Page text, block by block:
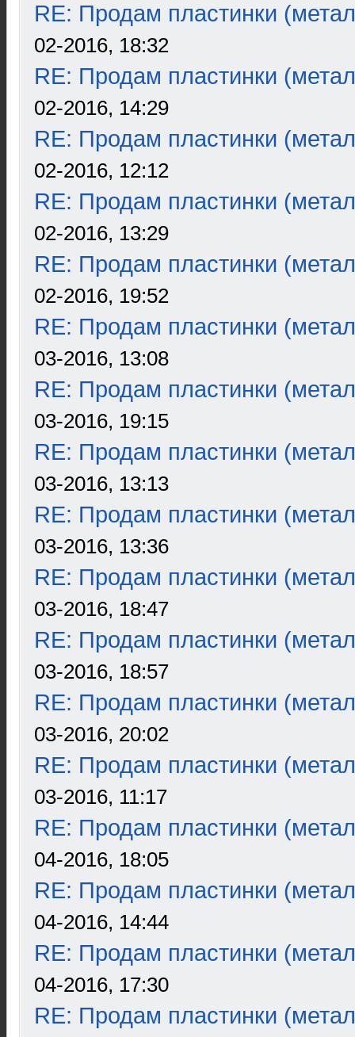
RE: Продам пластинки
02-2016, 18:32
RE: Продам пластинки
02-2016, 14:29
RE: Продам пластинки
02-2016, 12:12
RE: Продам пластинки
02-2016, 13:29
RE: Продам пластинки
02-2016, 19:52
RE: Продам пластинки
03-2016, 13:08
RE: Продам пластинки
03-2016, 19:15
RE: Продам пластинки
03-2016, 13:13
RE: Продам пластинки
03-2016, 13:36
RE: Продам пластинки
03-2016, 18:47
RE: Продам пластинки
03-2016, 18:57
RE: Продам пластинки
03-2016, 20:02
RE: Продам пластинки
03-2016, 11:17
RE: Продам пластинки
04-2016, 18:05
RE: Продам пластинки
04-2016, 14:44
RE: Продам пластинки
04-2016, 17:30
RE: Продам пластинки